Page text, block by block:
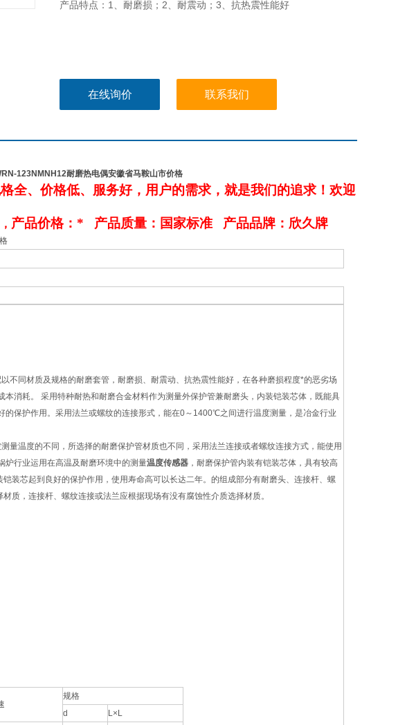
产品特点：1、耐磨损；2、耐震动；3、抗热震性能好
在线询价 联系我们
123NMNH12耐磨热电偶安徽省马鞍山市价格
全、价格低、服务好，用户的需求，就是我们的追求！欢迎
产品价格：* 产品质量：国家标准 产品品牌：欣久牌
不同材质及规格的耐磨套管，耐磨损、耐震动、抗热震性能好，在各种磨损程度*的恶劣场
消耗。 采用特种耐热和耐磨合金材料作为测量外保护管兼耐磨头，内装铠装芯体，既能具
保护作用。采用法兰或螺纹的连接形式，能在0～1400℃之间进行温度测量，是冶金行业
量温度的不同，所选择的耐磨保护管材质也不同，采用法兰连接或者螺纹连接方式，能使用
炉行业运用在高温及耐磨环境中的测量温度传感器 ，耐磨保护管内装有铠装芯体，具有较高
装芯起到良好的保护作用，使用寿命高可以长达二年。的组成部分有耐磨头、连接杆、螺
质，连接杆、螺纹连接或法兰应根据现场有没有腐蚀性介质选择材质。
规格
d
L×L